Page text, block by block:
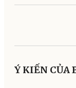
Ý KIẾN CỦA